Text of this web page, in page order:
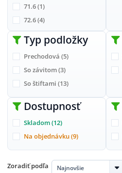
71.6(1)
72.6(4)
Typ podložky
Prechodová (5)
So závitom(3)
So štiftami (13)
Dostupnosť
Skladom(12)
Na objednávku(9)
Zoradiť podľa Najnovšie